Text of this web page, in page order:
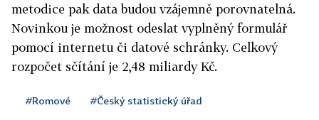
metodice pak data budou vzájemně porovnatelná.
Novinkou je možnost odeslat vyplněný formulář
pomocí internetu či datové schránky. Celkový
rozpočet sčítání je 2,48 miliardy Kč.
#Romové #Český statistický úřad